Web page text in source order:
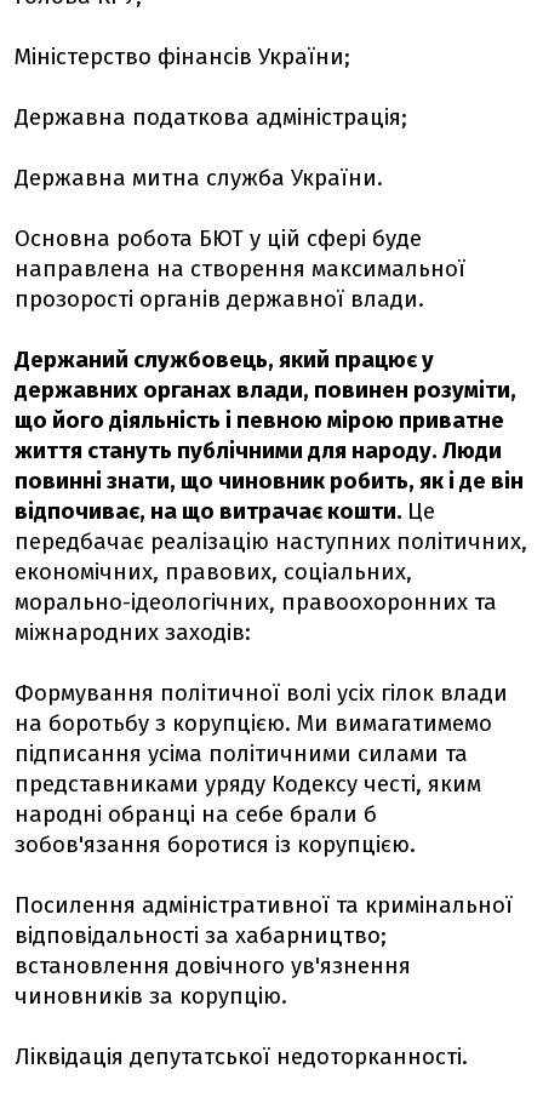
Міністерство фінансів України;
Державна податкова адміністрація;
Державна митна служба України.
Основна робота БЮТ у цій сфері буде
направлена на створення максимальної
прозорості органів державної влади.
Держаний службовець, який працює у
державних органах влади, повинен розуміти,
що його діяльність і певною мірою приватне
життя стануть публічними для народу. Люди
повинні знати, що чиновник робить, як і де він
відпочиває, на що витрачає кошти. Це
передбачає реалізацію наступних політичних,
економічних, правових, соціальних,
морально-ідеологічних, правоохоронних та
міжнародних заходів:
Формування політичної волі усіх гілок влади
на боротьбу з корупцією. Ми вимагатимемо
підписання усіма політичними силами та
представниками уряду Кодексу честі, яким
народні обранці на себе брали б
зобов'язання боротися із корупцією.
Посилення адміністративної та кримінальної
відповідальності за хабарництво;
встановлення довічного ув'язнення
чиновників за корупцію.
Ліквідація депутатської недоторканності.